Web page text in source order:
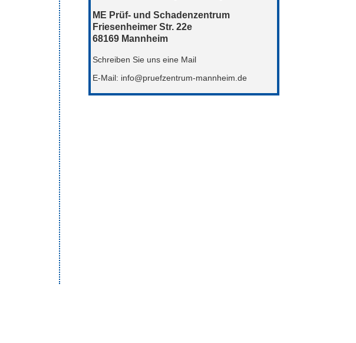
ME Prüf- und Schadenzentrum
Friesenheimer Str. 22e
68169 Mannheim
Schreiben Sie uns eine Mail
E-Mail: info@pruefzentrum-mannheim.de